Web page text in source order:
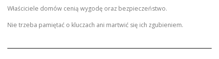
Właściciele domów cenią wygodę oraz bezpieczeństwo.
Nie trzeba pamiętać o kluczach ani martwić się ich zgubieniem.